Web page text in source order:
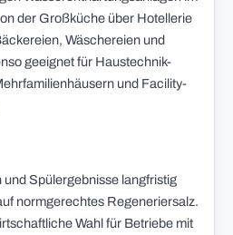
der Großküche über Hotellerie
Wäschereien und
geeignet für Haustechnik-
und Facility-
Spülergebnisse langfristig
normgerechtes Regeneriersalz.
Wahl für Betriebe mit